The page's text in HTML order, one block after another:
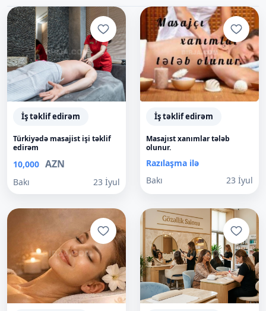
İş təklif edirəm
Türkiyədə masajist işi təklif
edirəm
10,000 AZN
Bakı 23 İyul
İş təklif edirəm
Masajıst xanımlar tələb
olunur.
Razılaşma ilə
Bakı
23 İyul